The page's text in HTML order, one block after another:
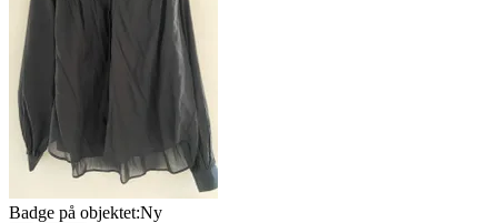
Badge på objektet:Ny